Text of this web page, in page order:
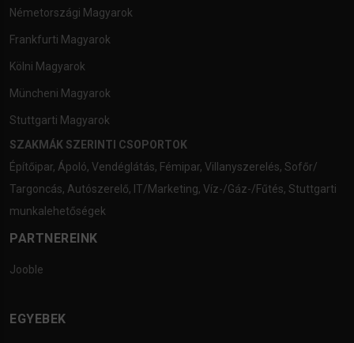
Németországi Magyarok
Frankfurti Magyarok
Kölni Magyarok
Müncheni Magyarok
Stuttgarti Magyarok
SZAKMÁK SZERINTI CSOPORTOK
Építőipar, Ápoló, Vendéglátás, Fémipar, Villanyszerelés, Sofőr/
Targoncás, Autószerelő, IT/Marketing, Víz-/Gáz-/Fűtés, Stuttgarti
munkalehetőségek
PARTNEREINK
Jooble
EGYEBEK